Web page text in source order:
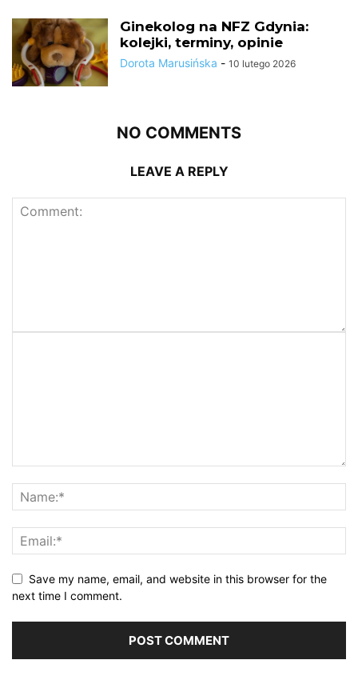
Ginekolog na NFZ Gdynia:
kolejki, terminy, opinie
Dorota Marusińska - 10 lutego 2026
NO COMMENTS
LEAVE A REPLY
Save my name, email, and website in this browser for the
next time I comment.